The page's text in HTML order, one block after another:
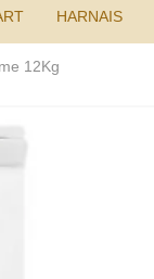
HARNAIS
12Kg